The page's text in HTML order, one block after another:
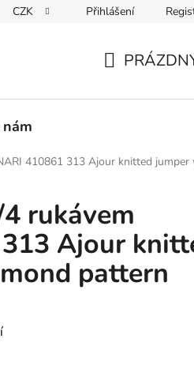
30 DNÍ NA ROZMYŠLENOU
CZK Přihlášení
410861 313 Ajour knitted jumper
rukávem
Ajour
pattern